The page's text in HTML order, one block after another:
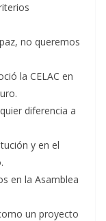
no queremos
la CELAC en
diferencia a
y en el
en la Asamblea
un proyecto